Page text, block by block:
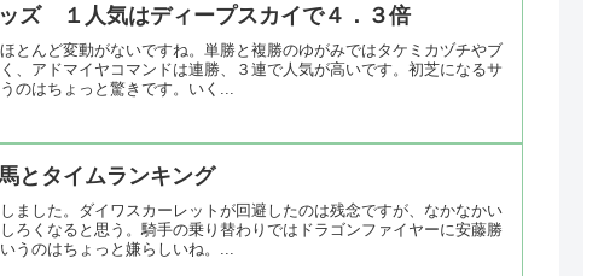
ズ １人気はディープスカイで４．３倍
とんど変動がないですね。単勝と複勝のゆがみではタケミカヅチやブ
、アドマイヤコマンドは連勝、３連で人気が高いです。初芝になるサ
のはちょっと驚きです。いく...
とタイムランキング
ました。ダイワスカーレットが回避したのは残念ですが、なかなかい
ろくなると思う。騎手の乗り替わりではドラゴンファイヤーに安藤勝
うのはちょっと嫌らしいね。...